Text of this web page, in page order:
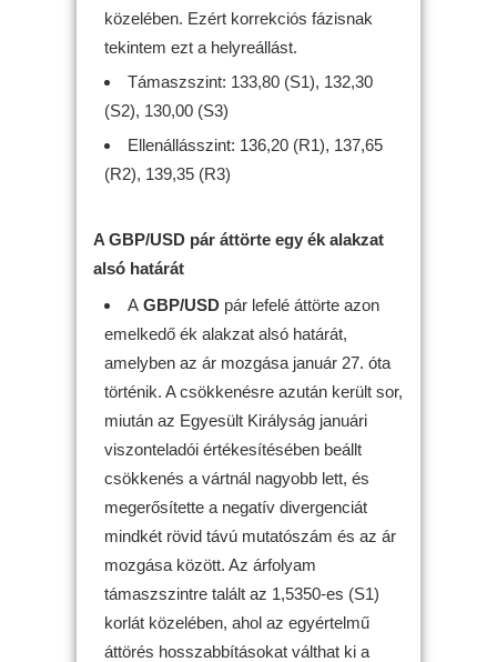
közelében. Ezért korrekciós fázisnak
tekintem ezt a helyreállást.
Támaszszint: 133,80 (S1), 132,30
(S2), 130,00 (S3)
Ellenállásszint: 136,20 (R1), 137,65
(R2), 139,35 (R3)
A GBP/USD pár áttörte egy ék alakzat
alsó határát
A GBP/USD pár lefelé áttörte azon
emelkedő ék alakzat alsó határát,
amelyben az ár mozgása január 27. óta
történik. A csökkenésre azután került sor,
miután az Egyesült Királyság januári
viszonteladói értékesítésében beállt
csökkenés a vártnál nagyobb lett, és
megerősítette a negatív divergenciát
mindkét rövid távú mutatószám és az ár
mozgása között. Az árfolyam
támaszszintre talált az 1,5350-es (S1)
korlát közelében, ahol az egyértelmű
áttörés hosszabbításokat válthat ki a